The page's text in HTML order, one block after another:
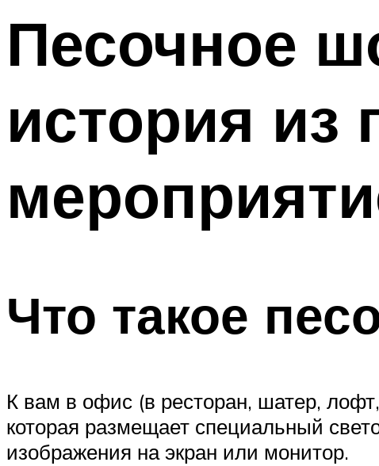
Меню
Песочное
история из
Что такое
К вам в офис (в ресторан, шатер,
которая размещает специальный
изображения на экран или монитор.